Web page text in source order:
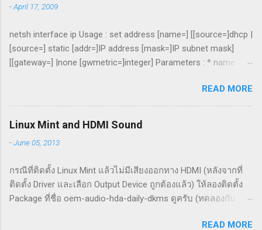
-April 17, 2009
netsh interface ip Usage : set address [name=] [[source=]dhcp |
[source=] static [addr=]IP address [mask=]IP subnet mask]
[[gateway=] |none [gwmetric=]integer] Parameters : * name -
values: o dhcp: Sets DHCP as the source for configuring IP
addresses for the specific interface. o static: Sets the source
for configuring IP addresses to local static configuration. *
gateway for the static IP address you are setting. o none: No
default gateway. This field should not be set if gateway is set
to 'none'. The following options are used only if source is
'static': * addr - An IP address for the specified interface. *
READ MORE
Linux Mint and HDMI Sound
-June 05, 2013
กรณีที่ติดตั้ง Linux Mint แล้วไม่มีเสียงออกทาง HDMI (หลังจากที่
ติดตั้ง Driver และเลือก Output Device ถูกต้องแล้ว) ให้ลองติดตั้ง
Package ที่ชื่อ oem-audio-hda-daily-dkms ดูครับ (ทดลองกับ
READ MORE